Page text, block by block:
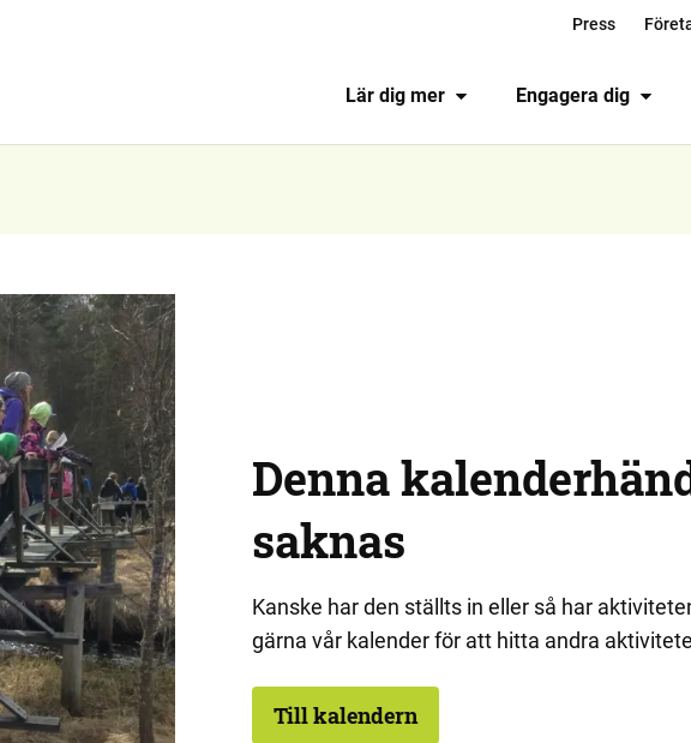
Press
Lär dig mer Engagera dig
Denna
saknas
Kanske har den ställts in eller så har
gärna vår kalender för att hitta andra
Till kalendern